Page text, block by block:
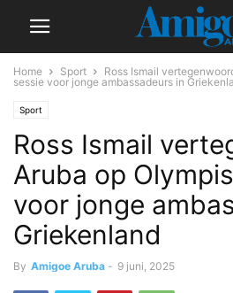
Home Sport
Ross Ismail
sessie voor jonge ambassadeurs in
Sport
Ross Ismail
Aruba op
voor jonge
Griekenland
By Amigoe Aruba - 9 juni, 2025